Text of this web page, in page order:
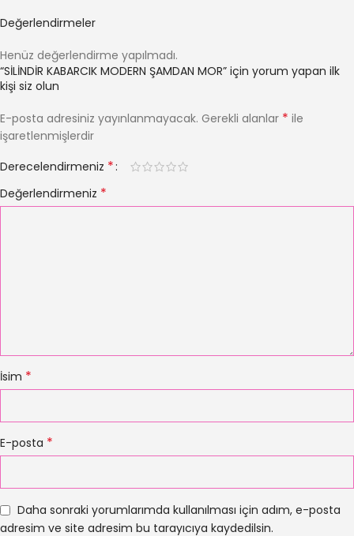
Değerlendirmeler
Henüz değerlendirme yapılmadı.
“SİLİNDİR KABARCIK MODERN ŞAMDAN MOR” için yorum yapan ilk
kişi siz olun
E-posta adresiniz yayınlanmayacak. Gerekli alanlar * ile
işaretlenmişlerdir
Derecelendirmeniz *
Değerlendirmeniz *
İsim *
E-posta *
Daha sonraki yorumlarımda kullanılması için adım, e-posta
adresim ve site adresim bu tarayıcıya kaydedilsin.